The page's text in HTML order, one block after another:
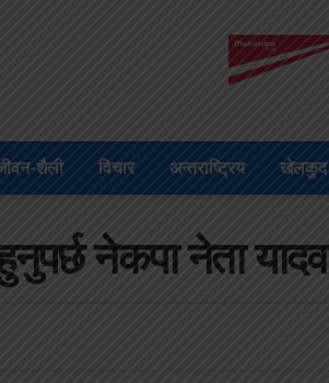
शैली विचार अन्तराष्ट्रिय खेलकुद
नेकपा नेता यादव